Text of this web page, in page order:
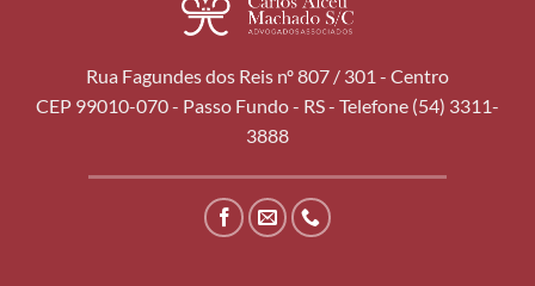
Rua Fagundes dos Reis nº 807 / 301 - Centro
CEP 99010-070 - Passo Fundo - RS - Telefone (54) 3311-
3888